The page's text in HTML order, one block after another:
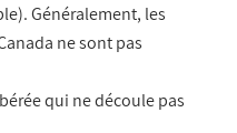
Généralement, les
ne sont pas
qui ne découle pas